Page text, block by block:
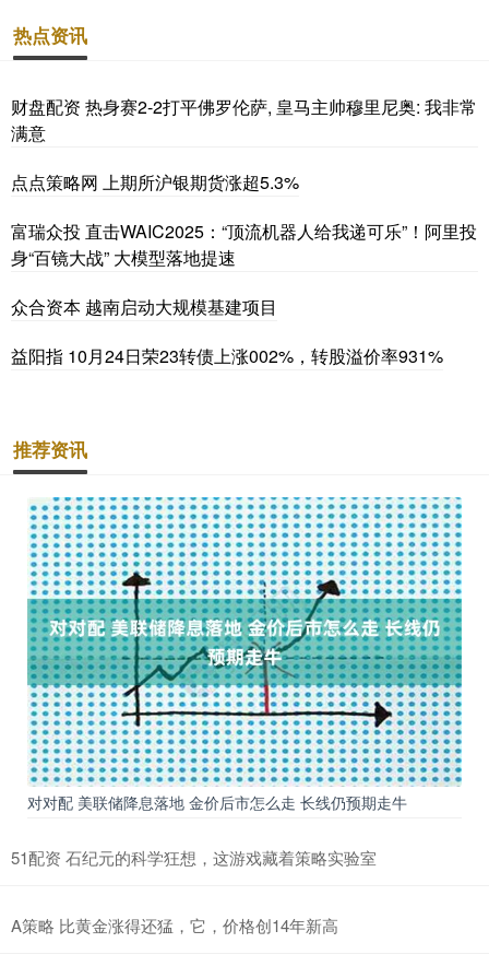
热点资讯
财盘配资 热身赛2-2打平佛罗伦萨, 皇马主帅穆里尼奥: 我非常
满意
点点策略网 上期所沪银期货涨超5.3%
富瑞众投 直击WAIC2025：“顶流机器人给我递可乐”！阿里投
身“百镜大战” 大模型落地提速
众合资本 越南启动大规模基建项目
益阳指 10月24日荣23转债上涨002%，转股溢价率931%
推荐资讯
对对配 美联储降息落地 金价后市怎么走 长线仍预期走牛
51配资 石纪元的科学狂想，这游戏藏着策略实验室
A策略 比黄金涨得还猛，它，价格创14年新高